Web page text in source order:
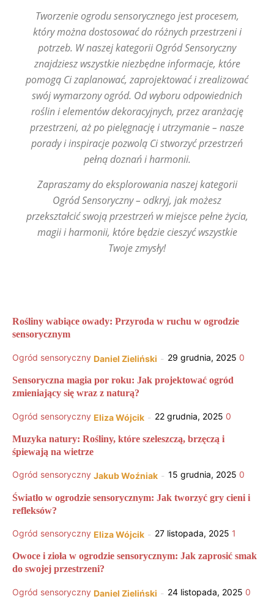
Tworzenie ogrodu sensorycznego jest procesem,
który można dostosować do różnych przestrzeni i
potrzeb. W naszej kategorii Ogród Sensoryczny
znajdziesz wszystkie niezbędne informacje, które
pomogą Ci zaplanować, zaprojektować i zrealizować
swój wymarzony ogród. Od wyboru odpowiednich
roślin i elementów dekoracyjnych, przez aranżację
przestrzeni, aż po pielęgnację i utrzymanie – nasze
porady i inspiracje pozwolą Ci stworzyć przestrzeń
pełną doznań i harmonii.
Zapraszamy do eksplorowania naszej kategorii
Ogród Sensoryczny – odkryj, jak możesz
przekształcić swoją przestrzeń w miejsce pełne życia,
magii i harmonii, które będzie cieszyć wszystkie
Twoje zmysły!
Rośliny wabiące owady: Przyroda w ruchu w ogrodzie
sensorycznym
Ogród sensoryczny Daniel Zieliński - 29 grudnia, 2025 0
Sensoryczna magia por roku: Jak projektować ogród
zmieniający się wraz z naturą?
Ogród sensoryczny Eliza Wójcik - 22 grudnia, 2025 0
Muzyka natury: Rośliny, które szeleszczą, brzęczą i
śpiewają na wietrze
Ogród sensoryczny Jakub Woźniak - 15 grudnia, 2025 0
Światło w ogrodzie sensorycznym: Jak tworzyć gry cieni i
refleksów?
Ogród sensoryczny Eliza Wójcik - 27 listopada, 2025 1
Owoce i zioła w ogrodzie sensorycznym: Jak zaprosić smak
do swojej przestrzeni?
Ogród sensoryczny Daniel Zieliński - 24 listopada, 2025 0